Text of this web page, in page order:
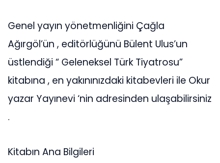
Genel yayın yönetmenliğini Çağla
Ağırgöl’ün , editörlüğünü Bülent Ulus’un
üstlendiği “ Geleneksel Türk Tiyatrosu”
kitabına , en yakınınızdaki kitabevleri ile Okur
yazar Yayınevi ‘nin adresinden ulaşabilirsiniz
.
Kitabın Ana Bilgileri